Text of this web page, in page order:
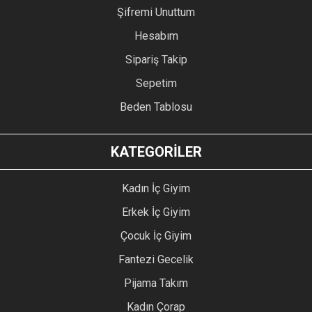
Şifremi Unuttum
Hesabım
Sipariş Takip
Sepetim
Beden Tablosu
KATEGORİLER
Kadın İç Giyim
Erkek İç Giyim
Çocuk İç Giyim
Fantezi Gecelik
Pijama Takım
Kadın Çorap